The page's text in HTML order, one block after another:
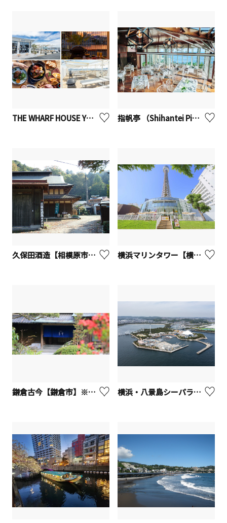
THE WHARF HOUSE YAMASHITA KOEN ザ・ワーフハウス山下公園【横浜市】※観光事業者向けUV 指帆亭 （Shihantei Pine Tree Resort）【二宮町】※観光事業者向けUV
久保田酒造【相模原市】※観光事業者向けUV 横浜マリンタワー【横浜市】※観光事業者向けUV
鎌倉古今【鎌倉市】※観光事業者向けUV 横浜・八景島シーパラダイス【横浜市】※観光事業者向けUV